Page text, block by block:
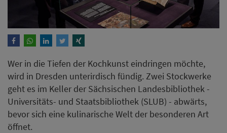
Wer in die Tiefen der Kochkunst eindringen möchte,
wird in Dresden unterirdisch fündig. Zwei Stockwerke
geht es im Keller der Sächsischen Landesbibliothek -
Universitäts- und Staatsbibliothek (SLUB) - abwärts,
bevor sich eine kulinarische Welt der besonderen Art
öffnet.